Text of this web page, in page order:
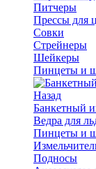
Питчеры
Прессы для
Совки
Стрейнеры
Шейкеры
Пинцеты и
Назад
Банкетный
Ведра для
Пинцеты и
Подносы